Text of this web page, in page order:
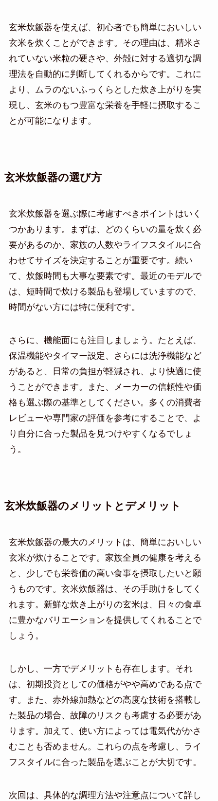
玄米炊飯器を使えば、初心者でも簡単においしい
玄米を炊くことができます。その理由は、精米さ
れていない米粒の硬さや、外殻に対する適切な調
理法を自動的に判断してくれるからです。これに
より、ムラのないふっくらとした炊き上がりを実
現し、玄米のもつ豊富な栄養を手軽に摂取するこ
とが可能になります。
玄米炊飯器の選び方
玄米炊飯器を選ぶ際に考慮すべきポイントはいく
つかあります。まずは、どのくらいの量を炊く必
要があるのか、家族の人数やライフスタイルに合
わせてサイズを決定することが重要です。続い
て、炊飯時間も大事な要素です。最近のモデルで
は、短時間で炊ける製品も登場していますので、
時間がない方には特に便利です。
さらに、機能面にも注目しましょう。たとえば、
保温機能やタイマー設定、さらには洗浄機能など
があると、日常の負担が軽減され、より快適に使
うことができます。また、メーカーの信頼性や価
格も選ぶ際の基準としてください。多くの消費者
レビューや専門家の評価を参考にすることで、よ
り自分に合った製品を見つけやすくなるでしょ
う。
玄米炊飯器のメリットとデメリット
玄米炊飯器の最大のメリットは、簡単においしい
玄米が炊けることです。家族全員の健康を考える
と、少しでも栄養価の高い食事を摂取したいと願
うものです。玄米炊飯器は、その手助けをしてく
れます。新鮮な炊き上がりの玄米は、日々の食卓
に豊かなバリエーションを提供してくれることで
しょう。
しかし、一方でデメリットも存在します。それ
は、初期投資としての価格がやや高めである点で
す。また、赤外線加熱などの高度な技術を搭載し
た製品の場合、故障のリスクも考慮する必要があ
ります。加えて、使い方によっては電気代がかさ
むことも否めません。これらの点を考慮し、ライ
フスタイルに合った製品を選ぶことが大切です。
次回は、具体的な調理方法や注意点について詳し